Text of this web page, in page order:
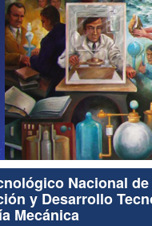
Nacional de
y Desarrollo
Mecánica